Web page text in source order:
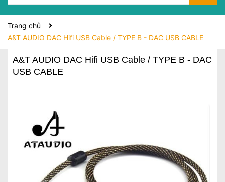
Trang chủ
A&T AUDIO DAC Hifi USB Cable / TYPE B - DAC USB CABLE
A&T AUDIO DAC Hifi USB Cable / TYPE B - DAC
USB CABLE